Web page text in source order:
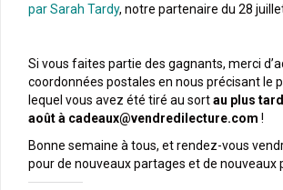
par Sarah Tardy, notre partenaire du 28
Si vous faites partie des gagnants, merci
coordonnées postales en nous précisant le
lequel vous avez été tiré au sortau plus
août à cadeaux@vendredilecture.com !
Bonne semaine à tous, et rendez-vous
pour de nouveaux partages et de nouveaux